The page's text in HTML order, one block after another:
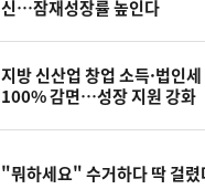
신…잠재성장률 높인다
지방 신산업 창업 소득·법인
100% 감면…성장 지원 강화
"뭐하세요" 수거하다 딱 걸렸